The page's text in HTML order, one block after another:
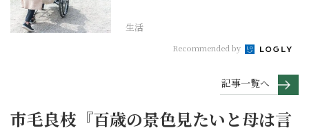
生活
Recommended by
記事一覧へ
市毛良枝『百歳の景色見たいと母は言